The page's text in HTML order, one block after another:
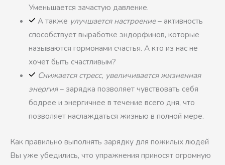
Уменьшается зачастую давление.
А также улучшается настроение– активность
способствует выработке эндорфинов, которые
называются гормонами счастья. А кто из нас не
хочет быть счастливым?
Снижается стресс, увеличивается жизненная
энергия– зарядка позволяет чувствовать себя
бодрее и энергичнее в течение всего дня, что
позволяет наслаждаться жизнью в полной мере.
Как правильно выполнять зарядку для пожилых людей
Вы уже убедились, что упражнения приносят огромную